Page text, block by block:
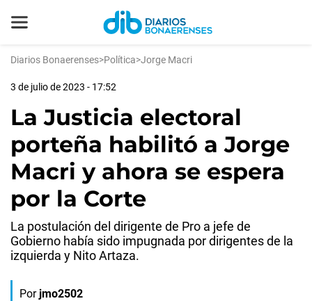
Diarios Bonaerenses>Política>Jorge Macri
3 de julio de 2023 - 17:52
La Justicia electoral
porteña habilitó a Jorge
Macri y ahora se espera
por la Corte
La postulación del dirigente de Pro a jefe de
Gobierno había sido impugnada por dirigentes de la
izquierda y Nito Artaza.
Por jmo2502